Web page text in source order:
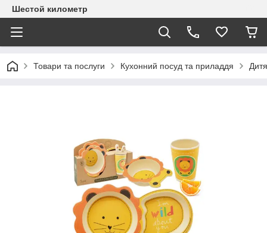
Шестой километр
Товари та послуги Кухонний посуд та приладдя